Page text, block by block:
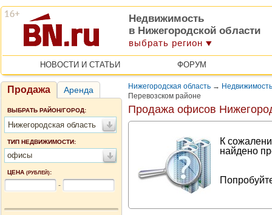
Недвижимость
в Нижегородской области
выбрать регион
НОВОСТИ И СТАТЬИ ФОРУМ
Продажа Аренда
ВЫБРАТЬ РАЙОН/ГОРОД:
Нижегородская область
ТИП НЕДВИЖИМОСТИ:
офисы
ЦЕНА (РУБЛЕЙ):
-
Нижегородская область →
Перевозском районе
Продажа офисов
К
найдено